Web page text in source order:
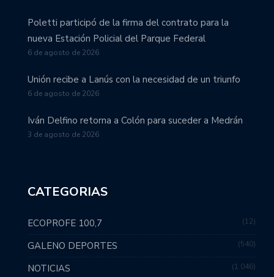
Poletti participó de la firma del contrato para la
nueva Estación Policial del Parque Federal
6 de agosto de 2026
Unión recibe a Lanús con la necesidad de un triunfo
6 de agosto de 2026
Iván Delfino retorna a Colón para suceder a Medrán
3 de agosto de 2026
CATEGORIAS
ECOPROFE 100,7 12
GALENO DEPORTES 540
NOTICIAS 1.046